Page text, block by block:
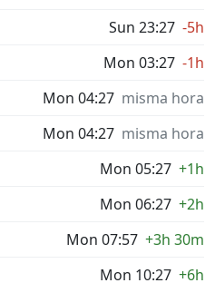
Sun 23:27 -5h
Mon 03:27 -1h
Mon 04:27 misma hora
Mon 04:27 misma hora
Mon 05:27 +1h
Mon 06:27 +2h
Mon 07:57 +3h 30m
Mon 10:27 +6h